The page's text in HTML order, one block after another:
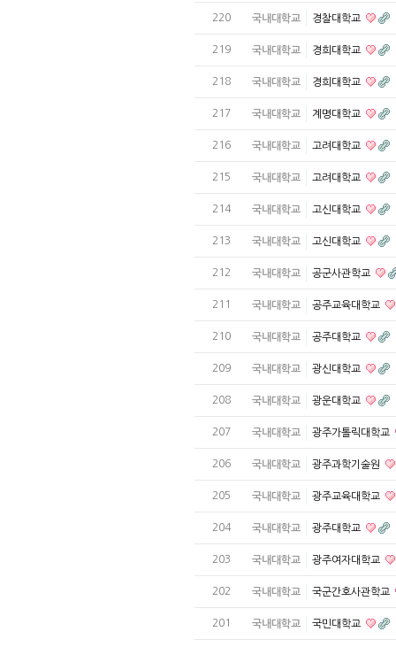
220 국내대학교 경찰대학교
219 국내대학교 경희대학교
218 국내대학교 경희대학교
217 국내대학교 계명대학교
216 국내대학교 고려대학교
215 국내대학교 고려대학교
214 국내대학교 고신대학교
213 국내대학교 고신대학교
212 국내대학교 공군사관학교
211 국내대학교 공주교육대학교
210 국내대학교 공주대학교
209 국내대학교 광신대학교
208 국내대학교 광운대학교
207 국내대학교 광주가톨릭대학교
206 국내대학교 광주과학기술원
205 국내대학교 광주교육대학교
204 국내대학교 광주대학교
203 국내대학교 광주여자대학교
202 국내대학교 국군간호사관학교
201 국내대학교 국민대학교